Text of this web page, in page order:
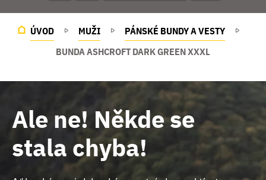
ÚVOD MUŽI
PÁNSKÉ BUNDY A VESTY
BUNDA ASHCROFT DARK GREEN XXXL
Ale ne! Někde se
stala chyba!